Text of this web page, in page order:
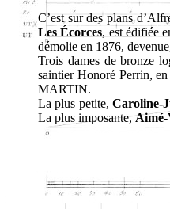
C’est sur des plans
Les Écorces, est édifiée
démolie en 1876,
Trois dames de bronze
saintier Honoré Perrin, en
MARTIN.
La plus petite,Caroline-
La plus imposante,